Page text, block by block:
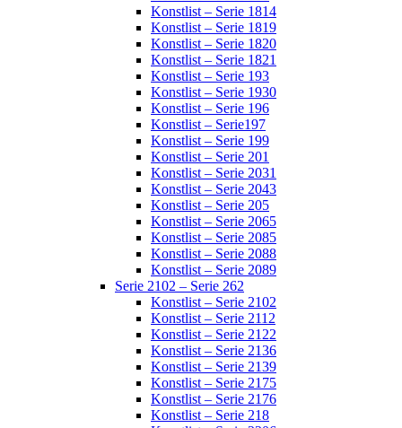
Konstlist – Serie 1814
Konstlist – Serie 1819
Konstlist – Serie 1820
Konstlist – Serie 1821
Konstlist – Serie 193
Konstlist – Serie 1930
Konstlist – Serie 196
Konstlist – Serie197
Konstlist – Serie 199
Konstlist – Serie 201
Konstlist – Serie 2031
Konstlist – Serie 2043
Konstlist – Serie 205
Konstlist – Serie 2065
Konstlist – Serie 2085
Konstlist – Serie 2088
Konstlist – Serie 2089
Serie 2102 – Serie 262
Konstlist – Serie 2102
Konstlist – Serie 2112
Konstlist – Serie 2122
Konstlist – Serie 2136
Konstlist – Serie 2139
Konstlist – Serie 2175
Konstlist – Serie 2176
Konstlist – Serie 218